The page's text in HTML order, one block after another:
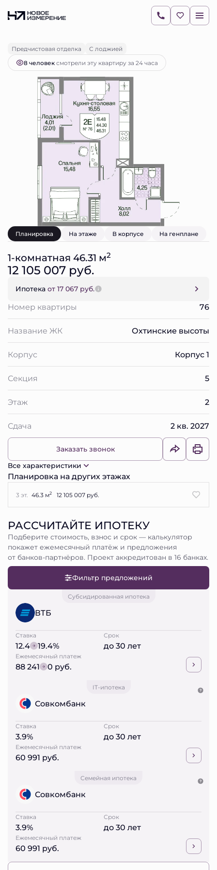
1-комнатная 12 105 007 руб.
Ипотекаот 17 067 руб.
Предчистовая отделка
С лоджией
8 человексмотрели эту квартиру за 24 часа
Планировка На этаже В корпусе На генплане
1-комнатная 46.31 м2
12 105 007 руб.
Ипотека от 17 067 руб.
Номер квартиры 76
Название ЖК Охтинские высоты
Корпус Корпус 1
Секция 5
Этаж 2
Сдача 2 кв. 2027
Заказать звонок
Все характеристики
Планировка на других этажах
3 эт. 46.3 м2 12 105 007 руб.
РАССЧИТАЙТЕ ИПОТЕКУ
Подберите стоимость, взнос и срок — калькулятор
покажет ежемесячный платёж и предложения
от банков-партнёров. Проект аккредитован в 16 банках.
Фильтр предложений
Субсидированная ипотека
ВТБ
Ставка
12.4 19.4%
Срок
до 30 лет
Ежемесячный платеж
88 241 0 руб.
IT-ипотека
Совкомбанк
Ставка
3.9%
Срок
до 30 лет
Ежемесячный платеж
60 991 руб.
Семейная ипотека
Совкомбанк
Ставка
3.9%
Срок
до 30 лет
Ежемесячный платеж
60 991 руб.